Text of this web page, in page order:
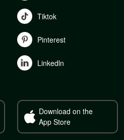
Tiktok
Pinterest
Linkedln
Download on the
App Store